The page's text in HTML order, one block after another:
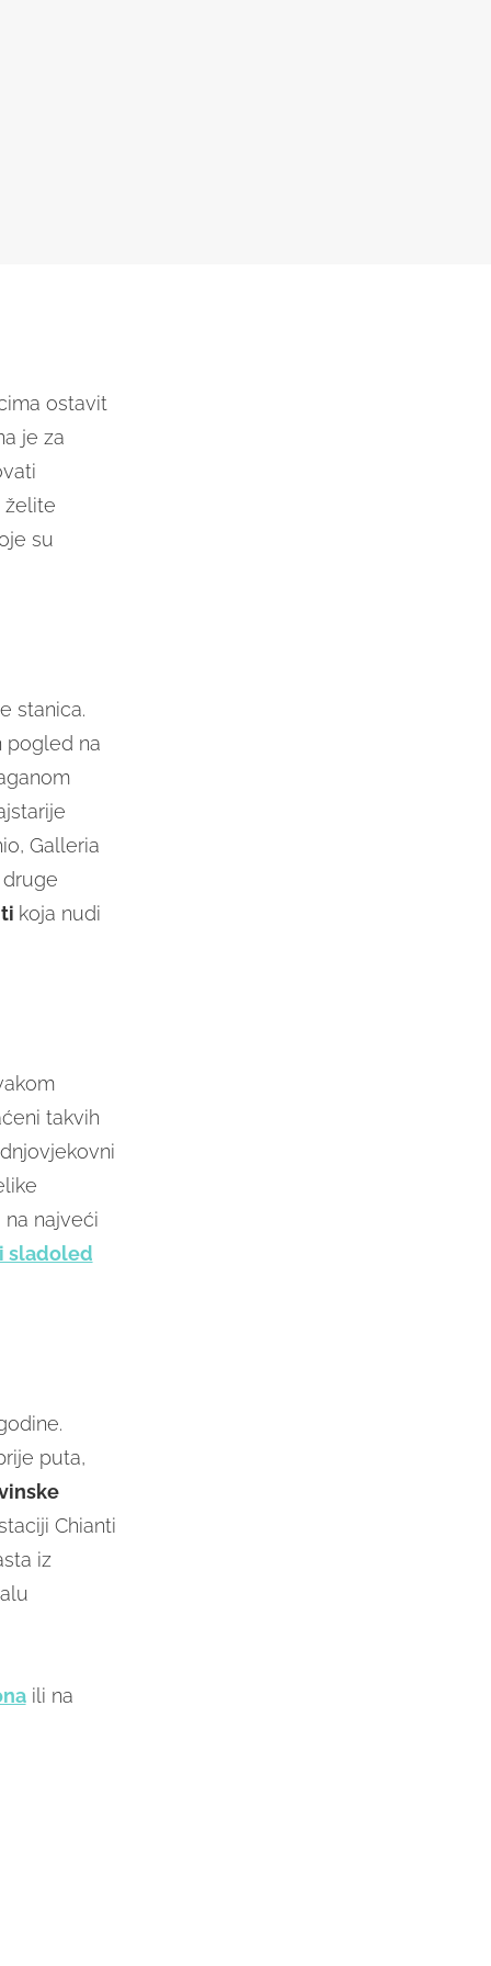
ostavit
je za
želite
su
stanica.
pogled na
Galleria
koja nudi
takvih
najveći
sladoled
puta,
Chianti
iz
ili na